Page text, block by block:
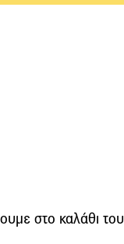
στο καλάθι του